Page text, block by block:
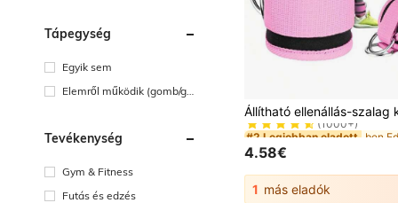
Tápegység
Egyik sem
Elemről működik (gomb/go
Tevékenység
Gym & Fitness
Futás és edzés
#2 Legjobban eladott
(1000+)
#2 Legjobban eladott
#2 Legjobban eladott
#2 Legjobban eladott
(1000+)
4.58€
1 más eladók